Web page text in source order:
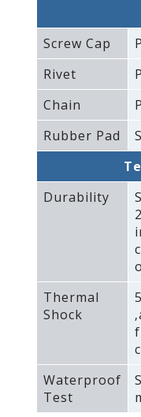
Screw Cap
Rivet
Chain
Rubber Pad
Durability
Thermal
Shock
Waterproof
Test